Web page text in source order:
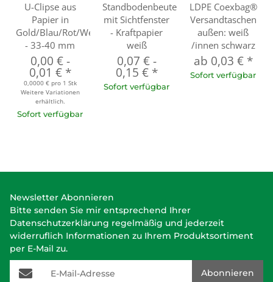
U-Clipse aus
Papier in
Gold/Blau/Rot/Weiß/Silber
- 33-40 mm
0,00 €-
0,01 € *
0,0000 € pro 1 Stk
Weitere Variationen
erhältlich.
Sofort verfügbar
Standbodenbeutel
mit Sichtfenster
- Kraftpapier
weiß
0,07 €-
0,15 € *
Sofort verfügbar
LDPE Coexbag®
Versandtaschen
außen: weiß
/innen schwarz
ab 0,03 € *
Sofort verfügbar
Newsletter Abonnieren
Bitte senden Sie mir entsprechend Ihrer
Datenschutzerklärung regelmäßig und jederzeit
widerruflich Informationen zu Ihrem Produktsortiment
per E-Mail zu.
E-Mail-Adresse
Abonnieren